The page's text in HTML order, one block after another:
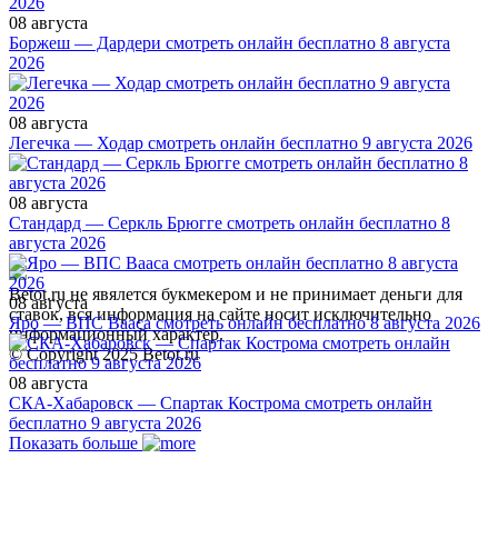
08 августа
Боржеш — Дардери смотреть онлайн бесплатно 8 августа
2026
08 августа
Легечка — Ходар смотреть онлайн бесплатно 9 августа 2026
08 августа
Стандард — Серкль Брюгге смотреть онлайн бесплатно 8
августа 2026
08 августа
Яро — ВПС Вааса смотреть онлайн бесплатно 8 августа 2026
08 августа
СКА-Хабаровск — Спартак Кострома смотреть онлайн
бесплатно 9 августа 2026
Показать больше
Betot.ru не явялется букмекером и не принимает деньги для
ставок, вся информация на сайте носит исключительно
информационный характер.
© Copyright 2025 Betot.ru